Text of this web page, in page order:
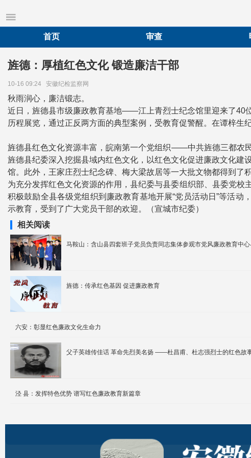
首页
审查
旌德：厚植红色文化 锻造廉洁干部
10-16 09:24 安徽纪检监察网
秋雨润心，廉洁锻志。
近日，旌德县市级廉政教育基地——江上青烈士纪念馆里迎来了40
历程展览，通过正反两方面的典型案例，受教育促警醒。在谭梓生
旌德县红色文化资源丰富，皖南第一个党组织——中共旌德三都农
旌德县纪委深入挖掘县域内红色文化，以红色文化促进廉政文化建
馆。此外，王家庄烈士纪念碑、梅大梁故居等一大批文物都得到了
为充分发挥红色文化资源的作用，县纪委与县委组织部、县委党
积极鼓励全县各级党组织到廉政教育基地开展“党员活动日”等活
示教育，受到了广大党员干部的欢迎。（宣城市纪委）
相关阅读
马鞍山：含山县四套班子党员负责同志集体参观市党风廉政教育中
旌德：传承红色基因 促进廉政教育
六安：彰显红色廉政文化生命力
父子英雄传佳话 革命先烈美名扬 ——杜昌甫、杜志强烈士的红色故
泾 县：发挥特色优势 谱写红色廉政教育新篇章